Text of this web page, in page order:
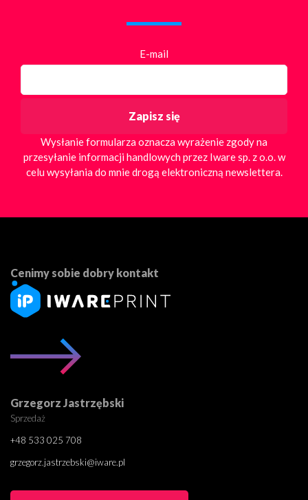
E-mail
Wysłanie formularza oznacza wyrażenie zgody na
przesyłanie informacji handlowych przez Iware sp. z o.o. w
celu wysyłania do mnie drogą elektroniczną newslettera.
Cenimy sobie dobry kontakt
Grzegorz Jastrzębski
Sprzedaż
+48 533 025 708
grzegorz.jastrzebski@iware.pl